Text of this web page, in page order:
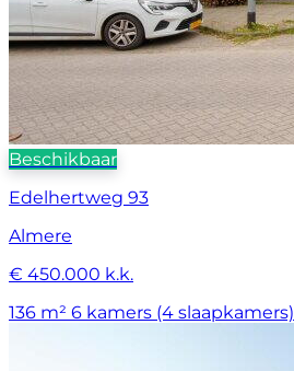
Beschikbaar
Edelhertweg 93
Almere
€ 450.000 k.k.
136 m² 6 kamers (4 slaapkamers)